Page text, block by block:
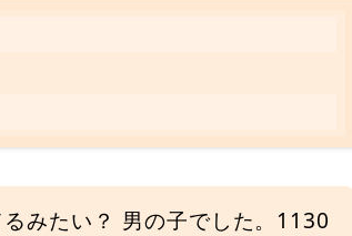
みたい？ 男の子でした。1130